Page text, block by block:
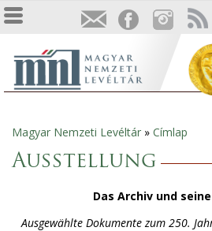
Sie
sind
Magyar Nemzeti Levéltár » Címlap
Ausstellung
Das Archiv und
Ausgewählte Dokumente zum 250.